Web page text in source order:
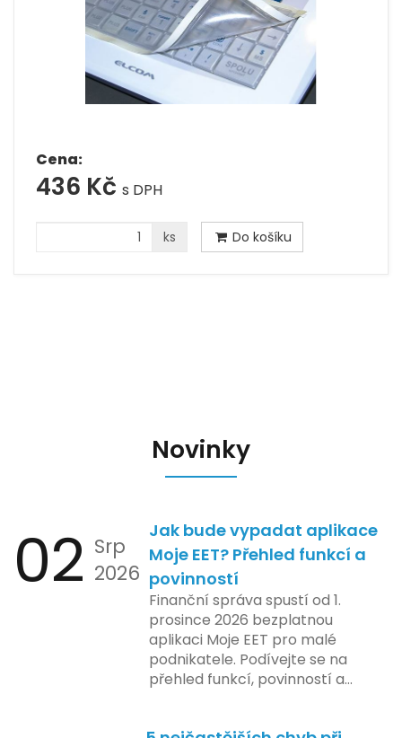
Cena:
436 Kč s DPH
ks Do košíku
Novinky
02 Srp
2026
Jak bude vypadat aplikace
Moje EET? Přehled funkcí a
povinností
Finanční správa spustí od 1.
prosince 2026 bezplatnou
aplikaci Moje EET pro malé
podnikatele. Podívejte se na
přehled funkcí, povinností a